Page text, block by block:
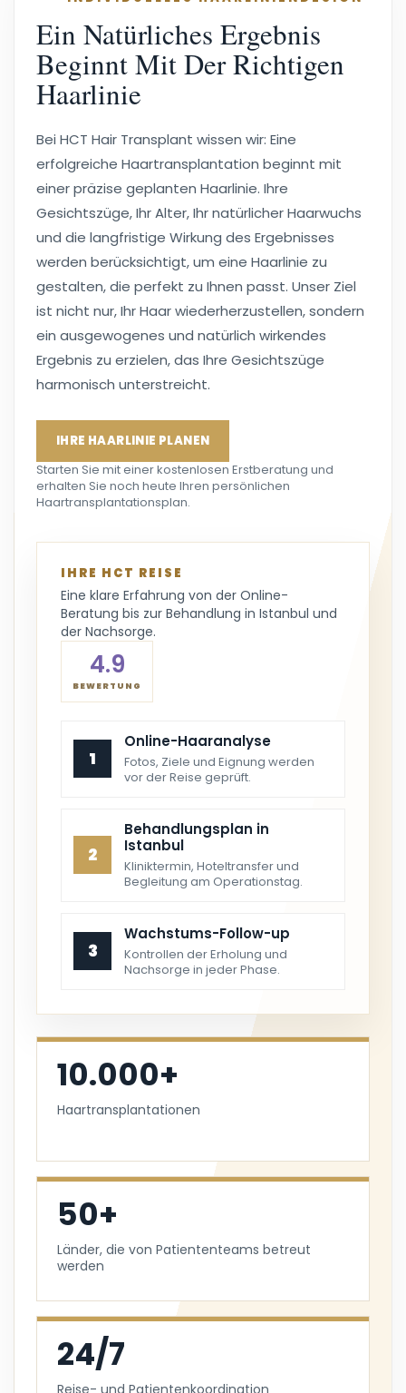
Ein Natürliches Ergebnis
Beginnt Mit Der Richtigen
Haarlinie
Bei HCT Hair Transplant wissen wir: Eine
erfolgreiche Haartransplantation beginnt mit
einer präzise geplanten Haarlinie. Ihre
Gesichtszüge, Ihr Alter, Ihr natürlicher Haarwuchs
und die langfristige Wirkung des Ergebnisses
werden berücksichtigt, um eine Haarlinie zu
gestalten, die perfekt zu Ihnen passt. Unser Ziel
ist nicht nur, Ihr Haar wiederherzustellen, sondern
ein ausgewogenes und natürlich wirkendes
Ergebnis zu erzielen, das Ihre Gesichtszüge
harmonisch unterstreicht.
IHRE HAARLINIE PLANEN
Starten Sie mit einer kostenlosen Erstberatung und
erhalten Sie noch heute Ihren persönlichen
Haartransplantationsplan.
IHRE HCT REISE
Eine klare Erfahrung von der Online-
Beratung bis zur Behandlung in Istanbul und
der Nachsorge.
4.9
BEWERTUNG
1
Online-Haaranalyse
Fotos, Ziele und Eignung werden
vor der Reise geprüft.
2
Behandlungsplan in
Istanbul
Kliniktermin, Hoteltransfer und
Begleitung am Operationstag.
3
Wachstums-Follow-up
Kontrollen der Erholung und
Nachsorge in jeder Phase.
10.000+
Haartransplantationen
50+
Länder, die von Patiententeams betreut
werden
24/7
Reise- und Patientenkoordination